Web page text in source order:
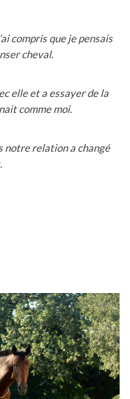
compris que je pensais
cheval.
elle et a essayer de la
comme moi.
notre relation a changé